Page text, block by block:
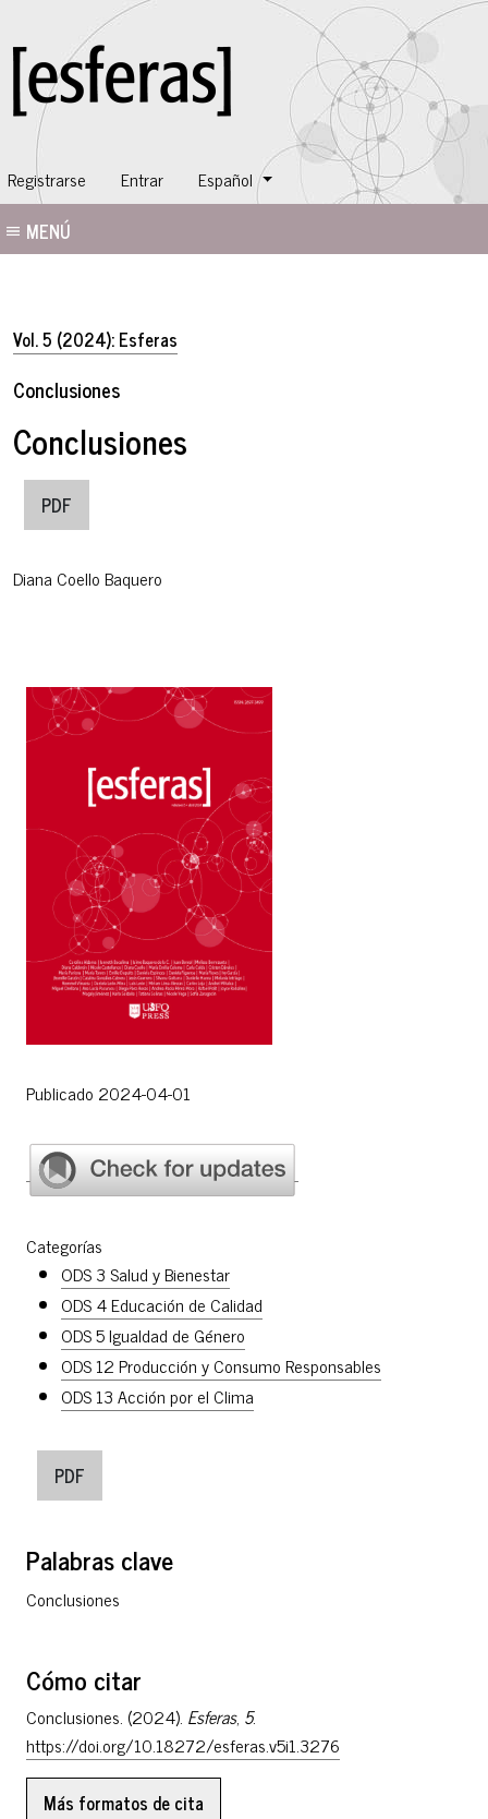
Registrarse Entrar Cambiar el idioma. El idioma actual es:
Español
MENÚ
Vol. 5 (2024): Esferas
Conclusiones
Conclusiones
PDF
Diana Coello Baquero
Categorías
ODS 3 Salud y Bienestar
ODS 4 Educación de Calidad
ODS 5 Igualdad de Género
ODS 12 Producción y Consumo Responsables
ODS 13 Acción por el Clima
Publicado 2024-04-01
Palabras clave
Conclusiones
Cómo citar
Conclusiones. (2024). Esferas, 5.
https://doi.org/10.18272/esferas.v5i1.3276
Más formatos de cita
PDF